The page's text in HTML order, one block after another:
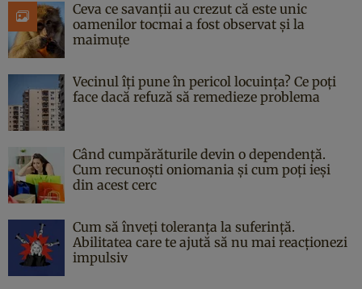
Ceva ce savanții au crezut că este unic
oamenilor tocmai a fost observat și la
maimuțe
Vecinul îți pune în pericol locuința? Ce poți
face dacă refuză să remedieze problema
Când cumpărăturile devin o dependență.
Cum recunoști oniomania și cum poți ieși
din acest cerc
Cum să înveți toleranța la suferință.
Abilitatea care te ajută să nu mai reacționezi
impulsiv